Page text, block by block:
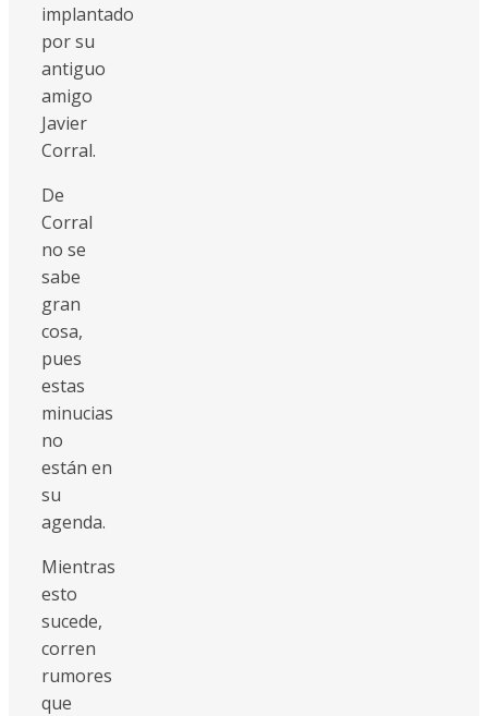
implantado
por su
antiguo
amigo
Javier
Corral.
De
Corral
no se
sabe
gran
cosa,
pues
estas
minucias
no
están en
su
agenda.
Mientras
esto
sucede,
corren
rumores
que